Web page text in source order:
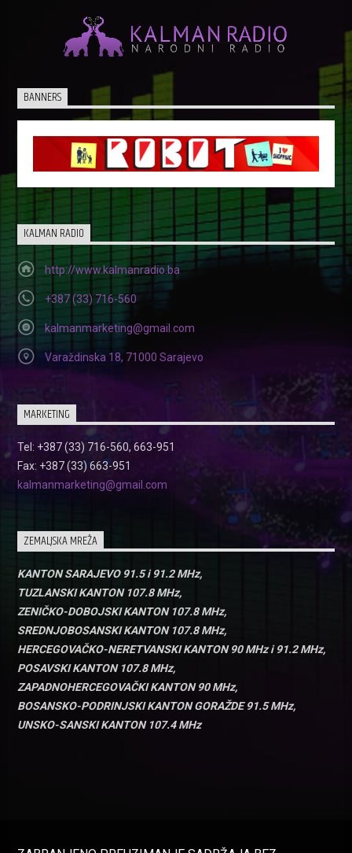
BANNERS
KALMAN RADIO
http://www.kalmanradio.ba
+387 (33) 716-560
kalmanmarketing@gmail.com
Varaždinska 18, 71000 Sarajevo
MARKETING
Tel: +387 (33) 716-560, 663-951
Fax: +387 (33) 663-951
kalmanmarketing@gmail.com
ZEMALJSKA MREŽA
KANTON SARAJEVO 91.5 i 91.2 MHz,
TUZLANSKI KANTON 107.8 MHz,
ZENIČKO-DOBOJSKI KANTON 107.8 MHz,
SREDNJOBOSANSKI KANTON 107.8 MHz,
HERCEGOVAČKO-NERETVANSKI KANTON 90 MHz i 91.2 MHz,
POSAVSKI KANTON 107.8 MHz,
ZAPADNOHERCEGOVAČKI KANTON 90 MHz,
BOSANSKO-PODRINJSKI KANTON GORAŽDE 91.5 MHz,
UNSKO-SANSKI KANTON 107.4 MHz